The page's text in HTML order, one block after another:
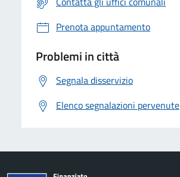
Prenota appuntamento
Problemi in città
Segnala disservizio
Elenco segnalazioni pervenute